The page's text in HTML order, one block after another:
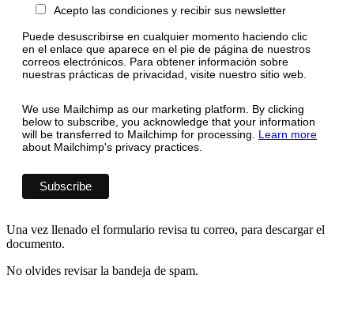
Acepto las condiciones y recibir sus newsletter
Puede desuscribirse en cualquier momento haciendo clic
en el enlace que aparece en el pie de página de nuestros
correos electrónicos. Para obtener información sobre
nuestras prácticas de privacidad, visite nuestro sitio web.
We use Mailchimp as our marketing platform. By clicking
below to subscribe, you acknowledge that your information
will be transferred to Mailchimp for processing. Learn more
about Mailchimp's privacy practices.
Una vez llenado el formulario revisa tu correo, para descargar el
documento.
No olvides revisar la bandeja de spam.